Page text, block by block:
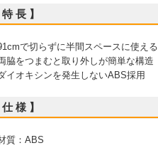
長 】
で切らずに半間スペースに使える
脇をつまむと取り外しが簡単な構造
イオキシンを発生しないABS採用
様 】
質：ABS